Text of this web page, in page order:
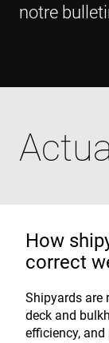
notre
How
correct
Shipyards are
deck and
efficiency, and